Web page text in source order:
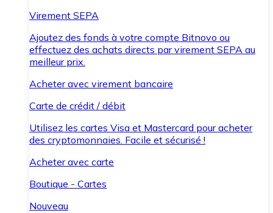
Virement SEPA
Ajoutez des fonds à votre compte Bitnovo ou
effectuez des achats directs par virement SEPA au
meilleur prix.
Acheter avec virement bancaire
Carte de crédit / débit
Utilisez les cartes Visa et Mastercard pour acheter
des cryptomonnaies. Facile et sécurisé !
Acheter avec carte
Boutique - Cartes
Nouveau